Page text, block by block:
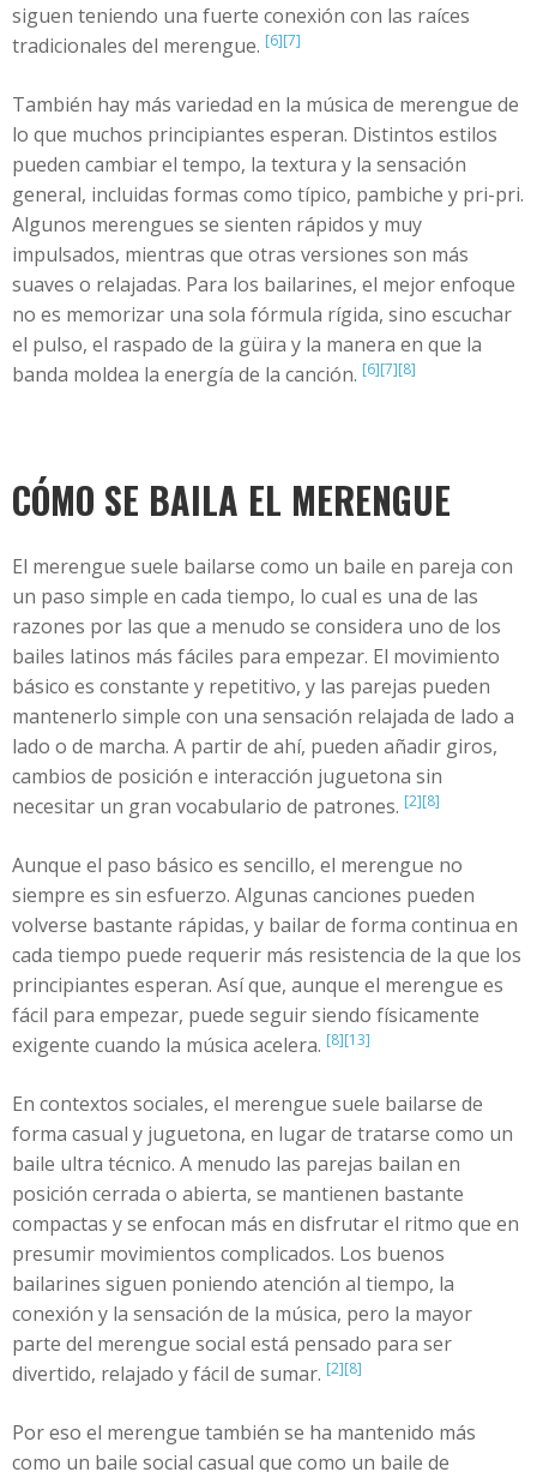
siguen teniendo una fuerte conexión con las raíces
tradicionales del merengue. [6][7]
También hay más variedad en la música de merengue de
lo que muchos principiantes esperan. Distintos estilos
pueden cambiar el tempo, la textura y la sensación
general, incluidas formas como típico, pambiche y pri-pri.
Algunos merengues se sienten rápidos y muy
impulsados, mientras que otras versiones son más
suaves o relajadas. Para los bailarines, el mejor enfoque
no es memorizar una sola fórmula rígida, sino escuchar
el pulso, el raspado de la güira y la manera en que la
banda moldea la energía de la canción. [6][7][8]
CÓMO SE BAILA EL MERENGUE
El merengue suele bailarse como un baile en pareja con
un paso simple en cada tiempo, lo cual es una de las
razones por las que a menudo se considera uno de los
bailes latinos más fáciles para empezar. El movimiento
básico es constante y repetitivo, y las parejas pueden
mantenerlo simple con una sensación relajada de lado a
lado o de marcha. A partir de ahí, pueden añadir giros,
cambios de posición e interacción juguetona sin
necesitar un gran vocabulario de patrones. [2][8]
Aunque el paso básico es sencillo, el merengue no
siempre es sin esfuerzo. Algunas canciones pueden
volverse bastante rápidas, y bailar de forma continua en
cada tiempo puede requerir más resistencia de la que los
principiantes esperan. Así que, aunque el merengue es
fácil para empezar, puede seguir siendo físicamente
exigente cuando la música acelera. [8][13]
En contextos sociales, el merengue suele bailarse de
forma casual y juguetona, en lugar de tratarse como un
baile ultra técnico. A menudo las parejas bailan en
posición cerrada o abierta, se mantienen bastante
compactas y se enfocan más en disfrutar el ritmo que en
presumir movimientos complicados. Los buenos
bailarines siguen poniendo atención al tiempo, la
conexión y la sensación de la música, pero la mayor
parte del merengue social está pensado para ser
divertido, relajado y fácil de sumar. [2][8]
Por eso el merengue también se ha mantenido más
como un baile social casual que como un baile de